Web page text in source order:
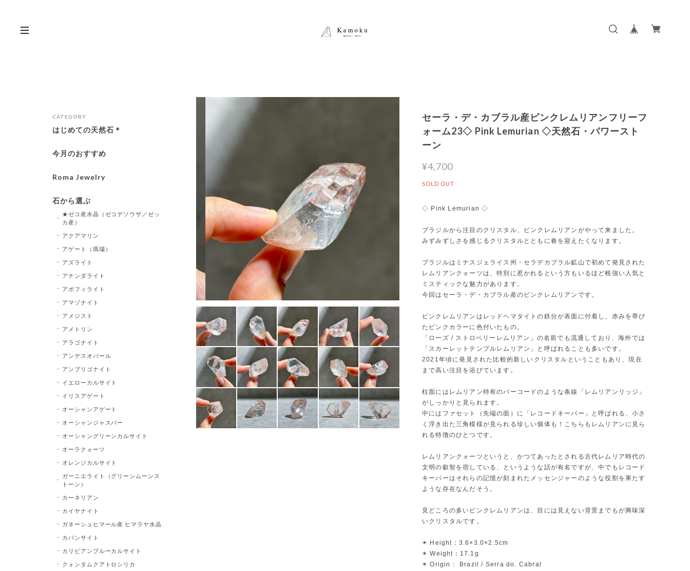
セーラ・デ・カブラル産ピンクレムリアンフリーフ
ォーム23◇ Pink Lemurian ◇天然石・パワースト
ーン
¥4,700
SOLD OUT
◇ Pink Lemurian ◇
ブラジルから注目のクリスタル、ピンクレムリアンがやって来ました。
みずみずしさを感じるクリスタルとともに春を迎えたくなります。
ブラジルはミナスジェライス州・セラデカブラル鉱山で初めて発見された
レムリアンクォーツは、特別に惹かれるという方もいるほど根強い人気と
ミスティックな魅力があります。
今回はセーラ・デ・カブラル産のピンクレムリアンです。
ピンクレムリアンはレッドヘマタイトの鉄分が表面に付着し、赤みを帯び
たピンクカラーに色付いたもの。
「ローズ / ストロベリーレムリアン」の名前でも流通しており、海外では
「スカーレットテンプルレムリアン」と呼ばれることも多いです。
2021年頃に発見された比較的新しいクリスタルということもあり、現在
まで高い注目を浴びています。
柱面にはレムリアン特有のバーコードのような条線「レムリアンリッジ」
がしっかりと見られます。
中にはファセット（先端の面）に「レコードキーパー」と呼ばれる、小さ
く浮き出た三角模様が見られる珍しい個体も！こちらもレムリアンに見ら
れる特徴のひとつです。
レムリアンクォーツというと、かつてあったとされる古代レムリア時代の
文明の叡智を宿している、というような話が有名ですが、中でもレコード
キーパーはそれらの記憶が刻まれたメッセンジャーのような役割を果たす
ような存在なんだそう。
見どころの多いピンクレムリアンは、目には見えない背景までもが興味深
いクリスタルです。
✴︎ Height：3.6×3.0×2.5cm
✴︎ Weight：17.1g
✴︎ Origin： Brazil / Serra do. Cabral
CATEGORY
はじめての天然石＊
今月のおすすめ
Roma Jewelry
石から選ぶ
★ゼコ産水晶（ゼコデソウザ／ゼッ
カ産）
アクアマリン
アゲート（瑪瑙）
アズライト
アナンダライト
アポフィライト
アマゾナイト
アメジスト
アメトリン
アラゴナイト
アンデスオパール
アンブリゴナイト
イエローカルサイト
イリスアゲート
オーシャンアゲート
オーシャンジャスパー
オーシャングリーンカルサイト
オーラクォーツ
オレンジカルサイト
ガーニエライト（グリーンムーンス
トーン）
カーネリアン
カイヤナイト
ガネーシュヒマール産 ヒマラヤ水晶
カバンサイト
カリビアンブルーカルサイト
クォンタムクアトロシリカ